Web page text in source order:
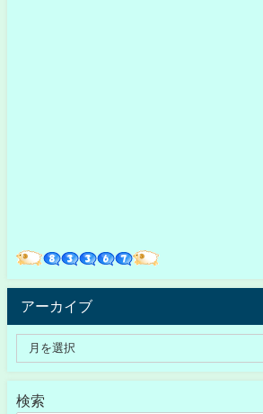
アーカイブ
検索